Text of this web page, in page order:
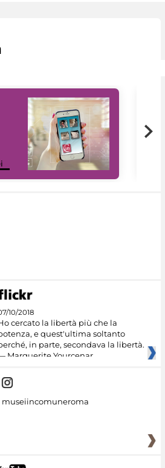
10/2018
cercato la libertà più che la
e quest'ultima soltanto
in parte, secondava la libertà.
Marguerite Yourcenar
museiincomuneroma